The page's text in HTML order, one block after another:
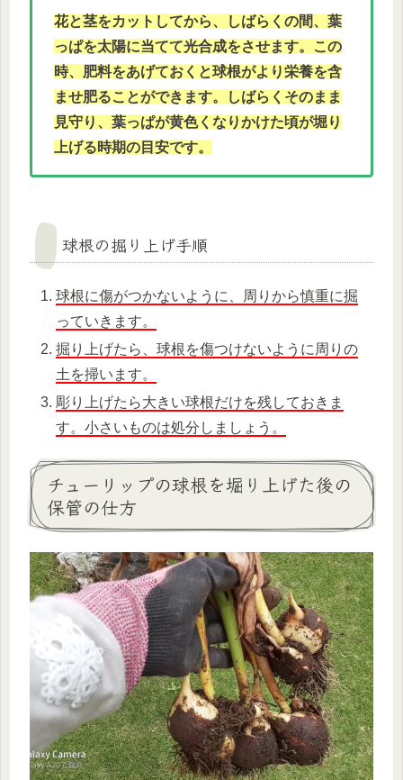
花と茎をカットしてから、しばらくの間、 葉
っぱを太陽に当てて光合成をさせます。この
時、肥料をあげておくと球根がより栄養を含
ませ肥ることができます。しばらくそのまま
見守り、葉っぱが黄色くなりかけた頃が堀り
上げる時期の目安です。
球根の掘り上げ手順
球根に傷がつかないように、周りから慎重に掘
っていきます。
掘り上げたら、球根を傷つけないように周りの
土を掃います。
彫り上げたら大きい球根だけを残しておきま
す。小さいものは処分しましょう。
チューリップの球根を堀り上げた後の
保管の仕方